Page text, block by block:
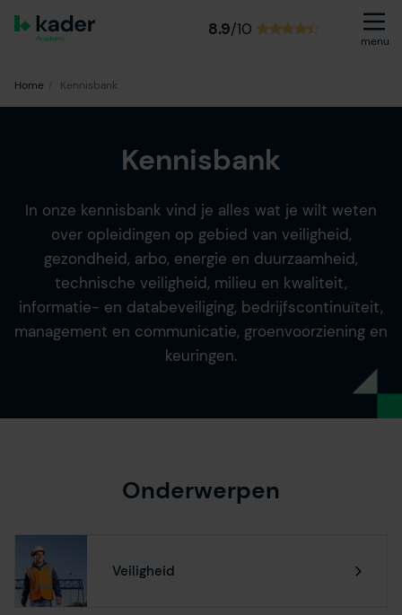
8.9/10
menu
Home Kennisbank
Kennisbank
In onze kennisbank vind je alles wat je wilt weten
over opleidingen op gebied van veiligheid,
gezondheid, arbo, energie en duurzaamheid,
technische veiligheid, milieu en kwaliteit,
informatie- en databeveiliging, bedrijfscontinuïteit,
management en communicatie, groenvoorziening en
keuringen.
Onderwerpen
Veiligheid